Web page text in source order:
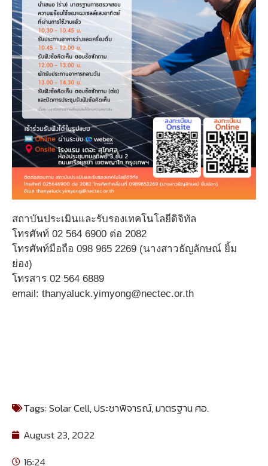
สถาบันประเมินและรับรองเทคโนโลยีดิจิทัล
โทรศัพท์ 02 564 6900 ต่อ 2082
โทรศัพท์มือถือ 098 965 2269 (นางสาวธัญลักษณ์ ยิ้ม
ย่อง)
โทรสาร 02 564 6889
email: thanyaluck.yimyong@nectec.or.th
Tags:Solar Cell,ประชาพิจารณ์,มาตรฐาน ศอ.
August 23, 2022
16:24